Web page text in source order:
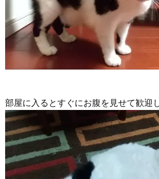
部屋に入るとすぐにお腹を見せて歓迎